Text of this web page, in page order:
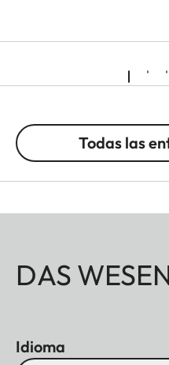
Todas las
DAS
Idioma